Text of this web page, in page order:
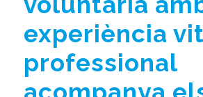
experiència
professional